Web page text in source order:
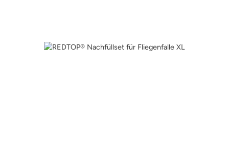
Bildergalerie überspringen